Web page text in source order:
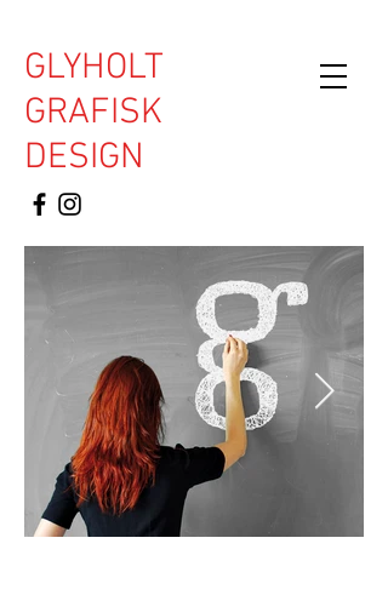
GLYHOLT
GRAFISK
DESIGN